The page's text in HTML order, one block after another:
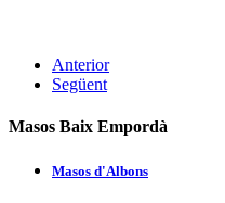
Anterior
Següent
Masos Baix Empordà
Masos d'Albons